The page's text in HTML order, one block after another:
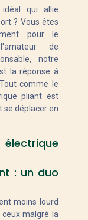
qui allie
? Vous êtes
pour le
de
notre
la réponse à
comme le
pliant est
se déplacer en
: un duo
moins lourd
malgré la